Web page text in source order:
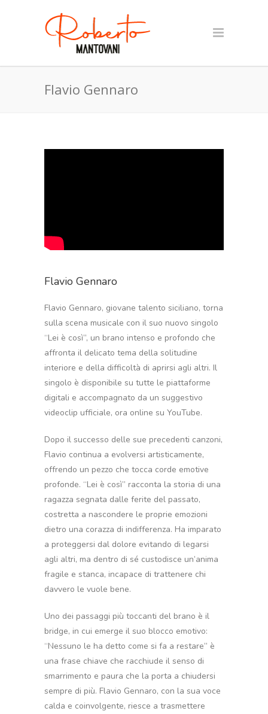
Flavio Gennaro
Flavio Gennaro
Flavio Gennaro, giovane talento siciliano, torna
sulla scena musicale con il suo nuovo singolo
“Lei è così”, un brano intenso e profondo che
affronta il delicato tema della solitudine
interiore e della difficoltà di aprirsi agli altri. Il
singolo è disponibile su tutte le piattaforme
digitali e accompagnato da un suggestivo
videoclip ufficiale, ora online su YouTube.
Dopo il successo delle sue precedenti canzoni,
Flavio continua a evolversi artisticamente,
offrendo un pezzo che tocca corde emotive
profonde. “Lei è così” racconta la storia di una
ragazza segnata dalle ferite del passato,
costretta a nascondere le proprie emozioni
dietro una corazza di indifferenza. Ha imparato
a proteggersi dal dolore evitando di legarsi
agli altri, ma dentro di sé custodisce un’anima
fragile e stanca, incapace di trattenere chi
davvero le vuole bene.
Uno dei passaggi più toccanti del brano è il
bridge, in cui emerge il suo blocco emotivo:
“Nessuno le ha detto come si fa a restare” è
una frase chiave che racchiude il senso di
smarrimento e paura che la porta a chiudersi
sempre di più. Flavio Gennaro, con la sua voce
calda e coinvolgente, riesce a trasmettere